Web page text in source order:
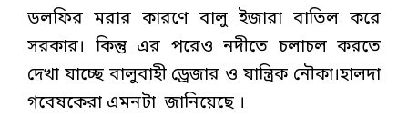
ডলফির মরার কারণে বালু ইজারা বাতিল করে
সরকার। কিন্তু এর পরেও নদীতে চলাচল করতে
দেখা যাচ্ছে বালুবাহী ড্রেজার ও যান্ত্রিক নৌকা।হালদা
গবেষকেরা এমনটা জানিয়েছে ।